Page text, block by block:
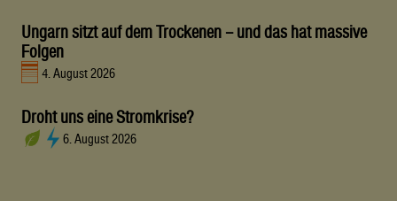
Ungarn sitzt auf dem Trockenen – und das hat massive
Folgen
4. August 2026
Droht uns eine Stromkrise?
6. August 2026